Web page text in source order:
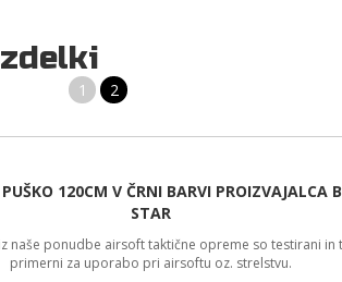
1 2
120CM V ČRNI BARVI PROIZVAJALCA BLACK
airsoft taktične opreme so testirani in tako
za uporabo pri airsoftu oz. strelstvu.